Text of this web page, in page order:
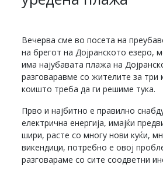
Вечерва сме во посета на
на брегот на Дојранското езеро,
има најубавата плажа на
разговаравме со жителите за три
коишто треба да ги решиме тука.
Прво и најбитно е правилно
електрична енергија, имајќи
шири, расте со многу нови куќи,
викендици, потребно е овој
разговараме со сите соодветни